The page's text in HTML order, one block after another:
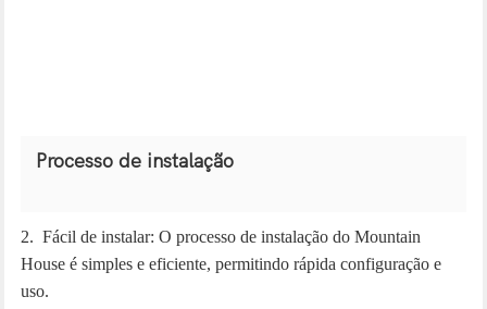
Processo de instalação
2. Fácil de instalar: O processo de instalação do Mountain
House é simples e eficiente, permitindo rápida configuração e
uso.